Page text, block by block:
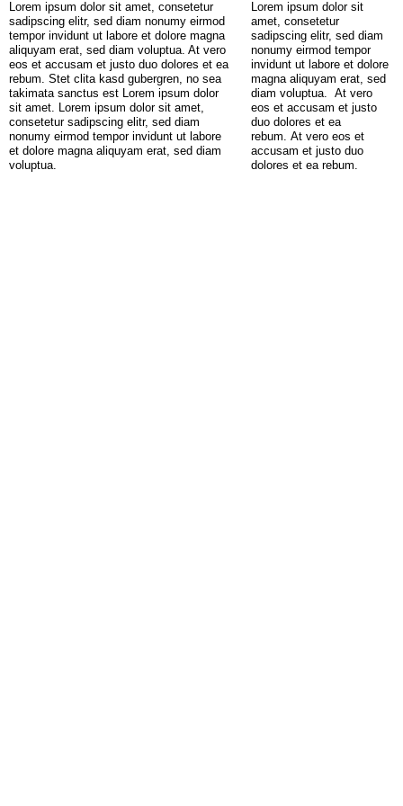
Lorem ipsum dolor sit amet, consetetur
sadipscing elitr, sed diam nonumy eirmod
tempor invidunt ut labore et dolore magna
aliquyam erat, sed diam voluptua. At vero
eos et accusam et justo duo dolores et ea
rebum. Stet clita kasd gubergren, no sea
takimata sanctus est Lorem ipsum dolor
sit amet. Lorem ipsum dolor sit amet,
consetetur sadipscing elitr, sed diam
nonumy eirmod tempor invidunt ut labore
et dolore magna aliquyam erat, sed diam
voluptua.
Lorem ipsum dolor sit
amet, consetetur
sadipscing elitr, sed diam
nonumy eirmod tempor
invidunt ut labore et dolore
magna aliquyam erat, sed
diam voluptua. At vero
eos et accusam et justo
duo dolores et ea
rebum. At vero eos et
accusam et justo duo
dolores et ea rebum.